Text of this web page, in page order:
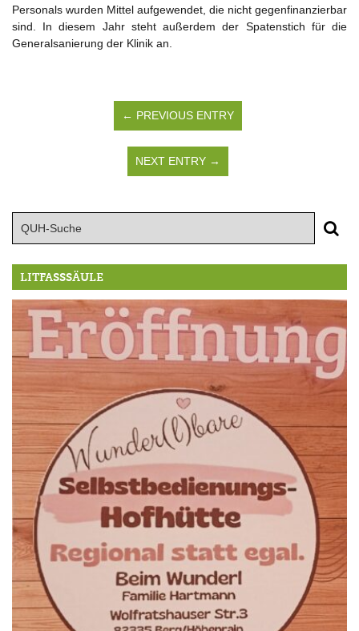
Personals wurden Mittel aufgewendet, die nicht gegenfinanzierbar
sind. In diesem Jahr steht außerdem der Spatenstich für die
Generalsanierung der Klinik an.
← PREVIOUS ENTRY
NEXT ENTRY →
LITFASSSÄULE